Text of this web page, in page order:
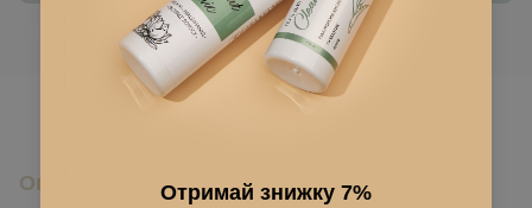
Отримай знижку 7%
для відображення накопичувальної знижки
До обраного
Опис